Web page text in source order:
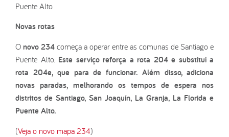
Puente Alto.
Novas rotas
O novo 234 começa a operar entre as comunas de Santiago e
Puente Alto. Este serviço reforça a rota 204 e substitui a
rota 204e, que para de funcionar. Além disso, adiciona
novas paradas, melhorando os tempos de espera nos
distritos de Santiago, San Joaquín, La Granja, La Florida e
Puente Alto.
(Veja o novo mapa 234)